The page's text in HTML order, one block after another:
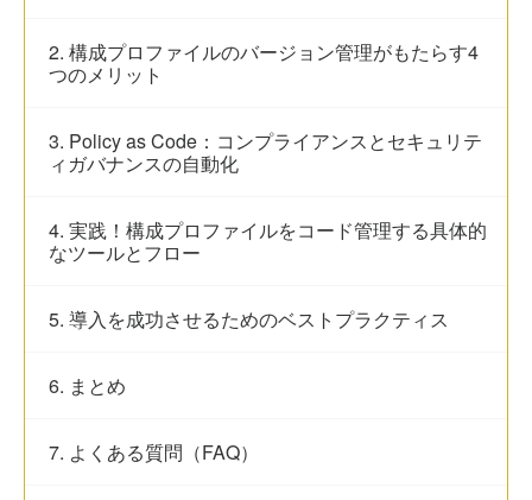
2. 構成プロファイルのバージョン管理がもたらす4
つのメリット
3. Policy as Code：コンプライアンスとセキュリテ
ィガバナンスの自動化
4. 実践！構成プロファイルをコード管理する具体的
なツールとフロー
5. 導入を成功させるためのベストプラクティス
6. まとめ
7. よくある質問（FAQ）